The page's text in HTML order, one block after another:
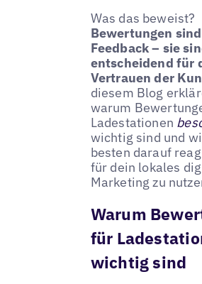
Was das beweist?
Bewertungen
Feedback – sie
entscheidend für
Vertrauen der
diesem Blog
warum
Ladestationen
wichtig sind und
besten darauf
für dein lokales
Marketing zu
Warum
für
wichtig sind